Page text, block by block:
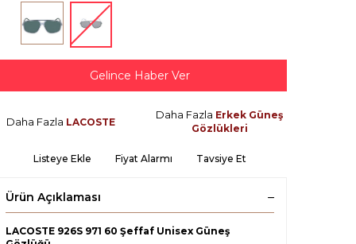
Gelince Haber Ver
Daha Fazla LACOSTE
Daha Fazla Erkek Güneş
Gözlükleri
Listeye Ekle Fiyat Alarmı Tavsiye Et
Ürün Açıklaması
LACOSTE 926S 971 60 Şeffaf Unisex Güneş